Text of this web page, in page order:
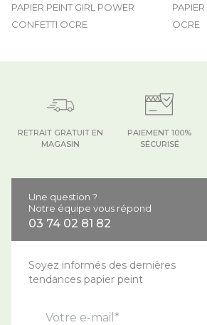
PAPIER PEINT GIRL POWER
CONFETTI OCRE
OCRE
PAIEMENT 100%
SÉCURISÉ
RETRAIT GRATUIT EN
MAGASIN
Une question ?
Notre équipe vous répond
03 74 02 81 82
Soyez informés des dernières
tendances papier peint
Votre e-mail*